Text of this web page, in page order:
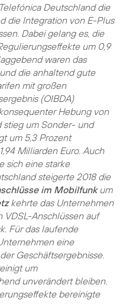
Deutschland die
die Integration von E-Plus
Dabei gelang es, die
um 0,9
waren das
die anhaltend gute
mit großen
(OIBDA)
Hebung von
stieg um Sonder- und
um 5,3 Prozent
Milliarden Euro. Auch
sich eine starke
steigerte 2018 die
im Mobilfunkum
kehrte das Unternehmen
VDSL-Anschlüssen auf
Für das laufende
eine
Geschäftsergebnisse.
um
unverändert bleiben.
bereinigte